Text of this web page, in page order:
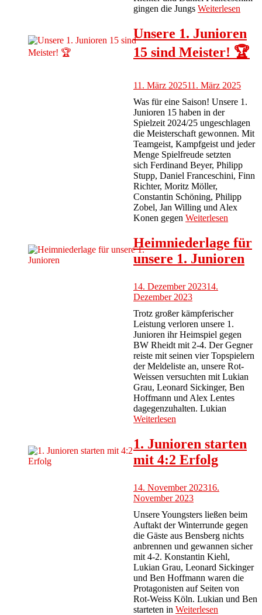
gingen die Jungs Weiterlesen
Unsere 1. Junioren
15 sind Meister! 🏆
11. März 202511. März 2025
Was für eine Saison! Unsere 1.
Junioren 15 haben in der
Spielzeit 2024/25 ungeschlagen
die Meisterschaft gewonnen. Mit
Teamgeist, Kampfgeist und jeder
Menge Spielfreude setzten
sich Ferdinand Beyer, Philipp
Stupp, Daniel Franceschini, Finn
Richter, Moritz Möller,
Constantin Schöning, Philipp
Zobel, Jan Willing und Alex
Konen gegen Weiterlesen
Heimniederlage für
unsere 1. Junioren
14. Dezember 202314.
Dezember 2023
Trotz großer kämpferischer
Leistung verloren unsere 1.
Junioren ihr Heimspiel gegen
BW Rheidt mit 2-4. Der Gegner
reiste mit seinen vier Topspielern
der Meldeliste an, unsere Rot-
Weissen versuchten mit Lukian
Grau, Leonard Sickinger, Ben
Hoffmann und Alex Lentes
dagegenzuhalten. Lukian
Weiterlesen
1. Junioren starten
mit 4:2 Erfolg
14. November 202316.
November 2023
Unsere Youngsters ließen beim
Auftakt der Winterrunde gegen
die Gäste aus Bensberg nichts
anbrennen und gewannen sicher
mit 4-2. Konstantin Kiehl,
Lukian Grau, Leonard Sickinger
und Ben Hoffmann waren die
Protagonisten auf Seiten von
Rot-Weiss Köln. Lukian und Ben
starteten in Weiterlesen